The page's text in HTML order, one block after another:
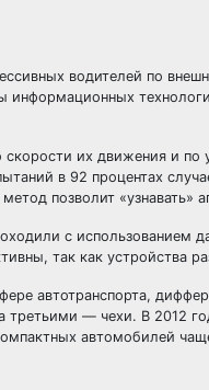
водителей по
их движения и
в 92 процентах
позволит
с использованием
так как устройства
автотранспорта,
— чехи. В 2012
автомобилей